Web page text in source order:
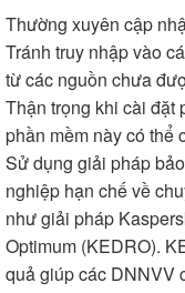
Thường xuyên cập
Tránh truy nhập vào
từ các nguồn chưa
Thận trọng khi cài đặt
phần mềm này có thể
Sử dụng giải pháp
nghiệp hạn chế về
như giải pháp
Optimum (KEDRO).
quả giúp các DNNVV